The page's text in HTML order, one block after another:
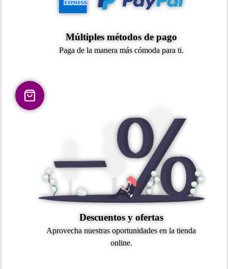
Múltiples métodos de pago
Paga de la manera más cómoda para ti.
Descuentos y ofertas
Aprovecha nuestras oportunidades en la tienda
online.